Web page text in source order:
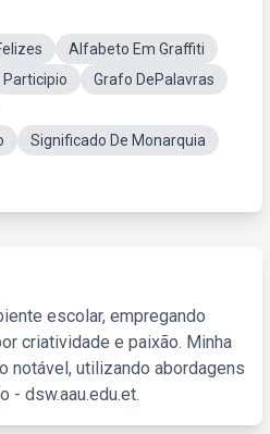
Alfabeto Em Graffiti
Participio
Grafo DePalavras
Significado De Monarquia
escolar, empregando
criatividade e paixão. Minha
notável, utilizando abordagens
- dsw.aau.edu.et.